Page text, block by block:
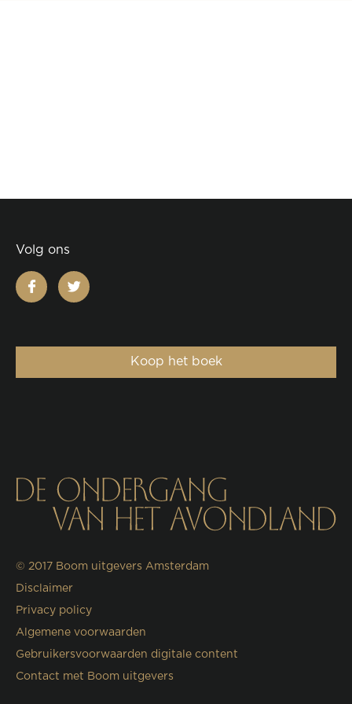
Volg ons
facebooktwitter
Koop het boek
© 2017 Boom uitgevers Amsterdam
Disclaimer
Privacy policy
Algemene voorwaarden
Gebruikersvoorwaarden digitale content
Contact met Boom uitgevers